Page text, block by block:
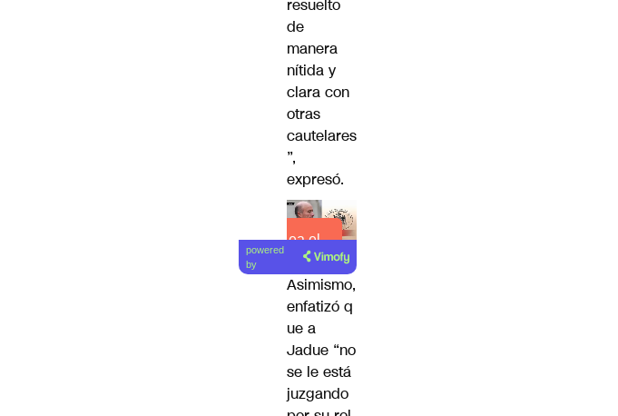
resuelto
de
manera
nítida y
clara con
otras
cautelares
”,
expresó.
Lea el
artículo
powered
by
Asimismo,
enfatizó q
ue a
Jadue “no
se le está
juzgando